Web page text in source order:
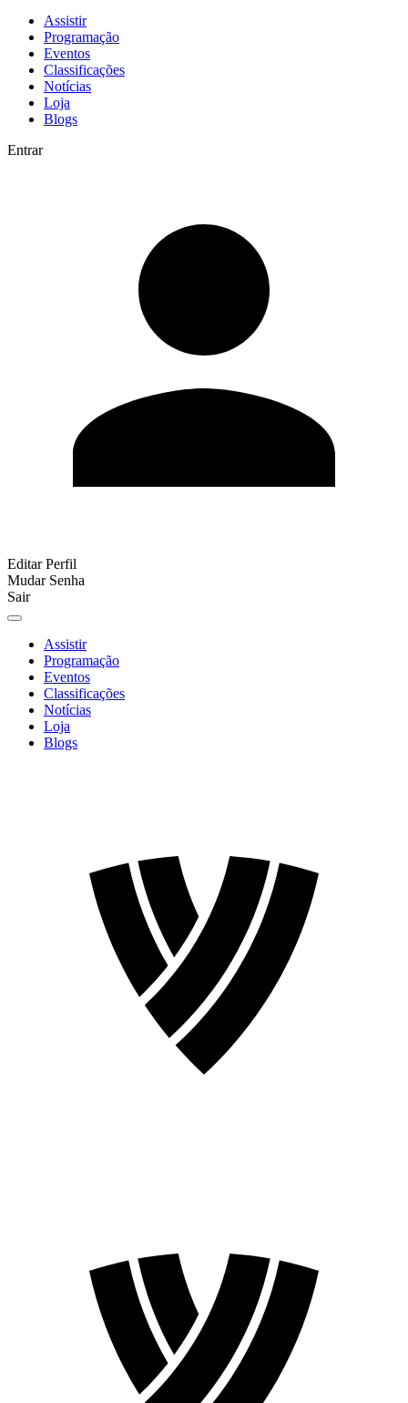
Assistir
Programação
Eventos
Classificações
Notícias
Loja
Blogs
Entrar
Editar Perfil
Mudar Senha
Sair
Assistir
Programação
Eventos
Classificações
Notícias
Loja
Blogs